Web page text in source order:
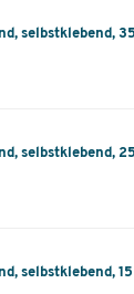
selbstklebend,
selbstklebend,
selbstklebend,